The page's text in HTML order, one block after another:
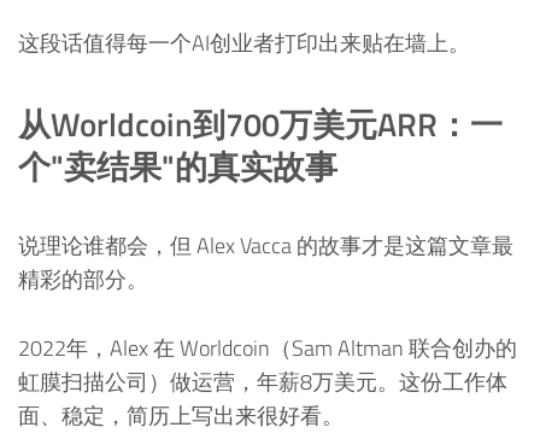
这段话值得每一个AI创业者打印出来贴在墙上。
从Worldcoin到700万美元ARR：一
个"卖结果"的真实故事
说理论谁都会，但 Alex Vacca 的故事才是这篇文章最
精彩的部分。
2022年，Alex 在 Worldcoin（Sam Altman 联合创办的
虹膜扫描公司）做运营，年薪8万美元。这份工作体
面、稳定，简历上写出来很好看。